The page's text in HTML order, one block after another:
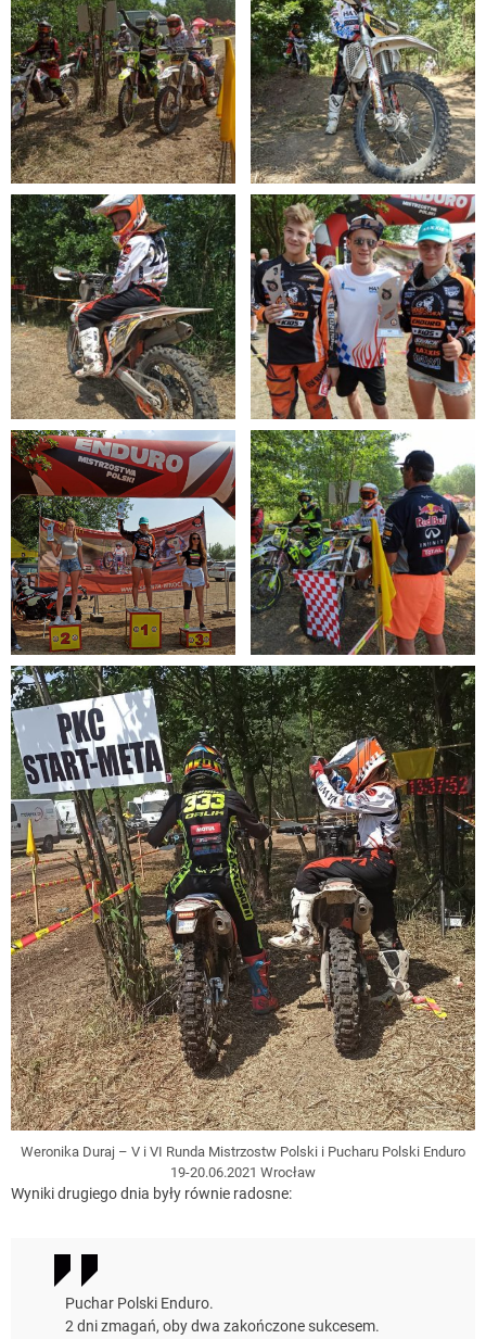
Weronika Duraj – V i VI Runda Mistrzostw Polski i Pucharu Polski Enduro
19-20.06.2021 Wrocław
Wyniki drugiego dnia były równie radosne:
Puchar Polski Enduro.
2 dni zmagań, oby dwa zakończone sukcesem.